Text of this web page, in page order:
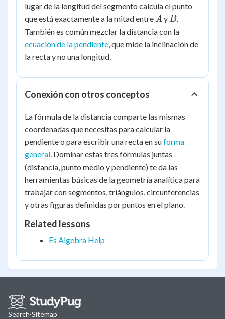
lugar de la longitud del segmento calcula el punto
que está exactamente a la mitad entre A
Ay B
B.
También es común mezclar la distancia con la
ecuación de la pendiente , que mide la inclinación de
la recta y no una longitud.
Conexión con otros conceptos
La fórmula de la distancia comparte las mismas
coordenadas que necesitas para calcular la
pendiente o para escribir una recta en suforma
general . Dominar estas tres fórmulas juntas
(distancia, punto medio y pendiente) te da las
herramientas básicas de la geometría analítica para
trabajar con segmentos, triángulos, circunferencias
y otras figuras definidas por puntos en el plano.
Related lessons
Es Algebra Help
Search·Sitemap